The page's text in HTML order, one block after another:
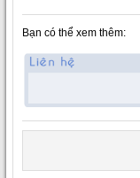
Bạn có thể xem thêm: